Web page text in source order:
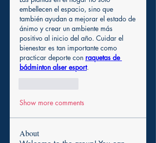
embellecen el espacio, sino que
también ayudan a mejorar el estado de
ánimo y crear un ambiente más
positivo al inicio del año. Cuidar el
bienestar es tan importante como
practicar deporte con raquetas de
bádminton alser esport.
Show more comments
About